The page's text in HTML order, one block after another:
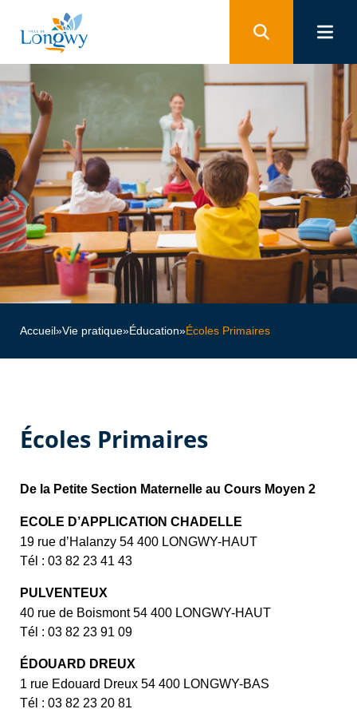
Accueil»Vie pratique»Éducation»Écoles Primaires
Écoles Primaires
De la Petite Section Maternelle au Cours Moyen 2
ECOLE D’APPLICATION CHADELLE
19 rue d’Halanzy 54 400 LONGWY-HAUT
Tél : 03 82 23 41 43
PULVENTEUX
40 rue de Boismont 54 400 LONGWY-HAUT
Tél : 03 82 23 91 09
ÉDOUARD DREUX
1 rue Edouard Dreux 54 400 LONGWY-BAS
Tél : 03 82 23 20 81
Panneau de gestion des cookies